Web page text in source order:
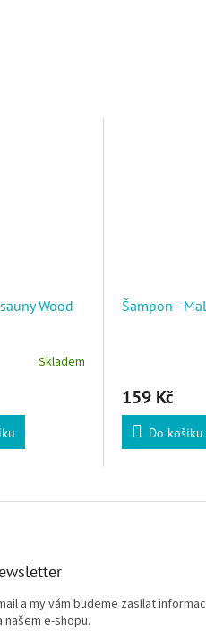
Wood
Skladem
Šampon -
159 Kč
Do košíku
a my vám budeme zasílat
e-shopu.